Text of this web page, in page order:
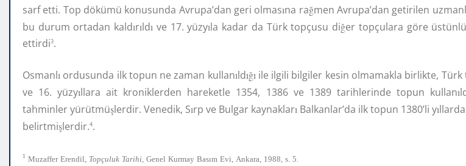
sarf etti. Top dökümü konusunda Avrupa’dan geri olmasına rağmen Avrupa’dan getirilen
bu durum ortadan kaldırıldı ve 17. yüzyıla kadar da Türk topçusu diğer topçulara göre üstünlü
ettirdi3.
Osmanlı ordusunda ilk topun ne zaman kullanıldığı ile ilgili bilgiler kesin olmamakla birlikte, Türk
ve 16. yüzyıllara ait kroniklerden hareketle 1354, 1386 ve 1389 tarihlerinde topun kullanı
tahminler yürütmüşlerdir. Venedik, Sırp ve Bulgar kaynakları Balkanlar’da ilk topun 1380’li yı
belirtmişlerdir.4.
1 Muzaffer Erendil, Topçuluk Tarihi, Genel Kurmay Basım Evi, Ankara, 1988, s. 5.